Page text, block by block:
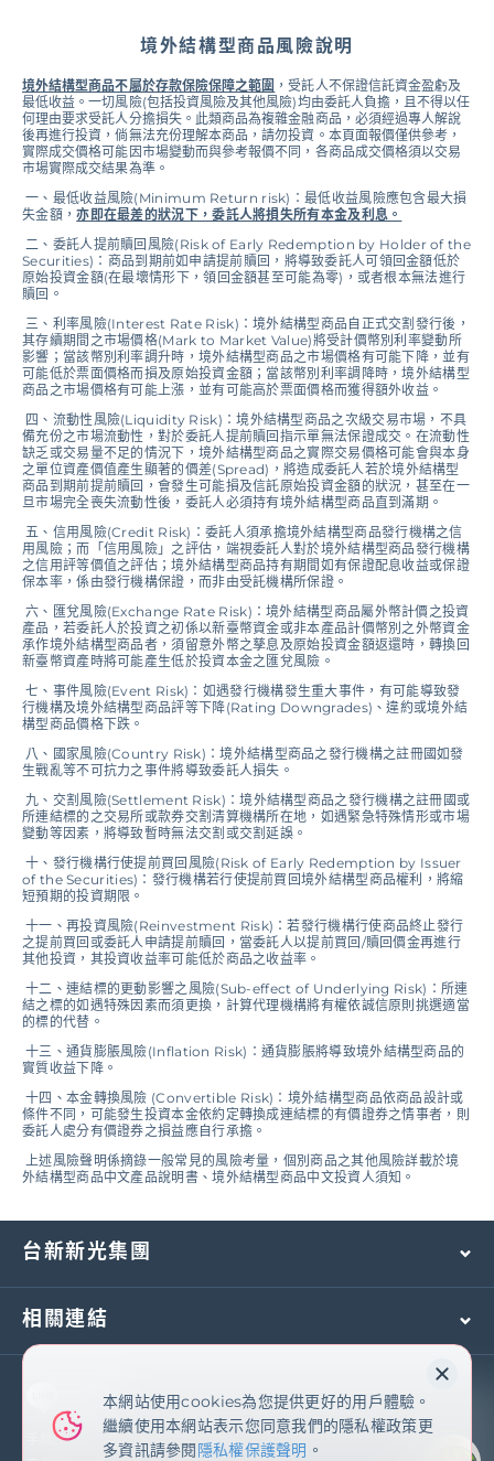
境外結構型商品風險說明
境外結構型商品不屬於存款保險保障之範圍 ，受託人不保證信託資金盈虧及
最低收益。一切風險(包括投資風險及其他風險)均由委託人負擔，且不得以任
何理由要求受託人分擔損失。此類商品為複雜金融商品，必須經過專人解說
後再進行投資，倘無法充份理解本商品，請勿投資。本頁面報價僅供參考，
實際成交價格可能因市場變動而與參考報價不同，各商品成交價格須以交易
市場實際成交結果為準。
一、最低收益風險(Minimum Return risk)：最低收益風險應包含最大損
失金額，亦即在最差的狀況下，委託人將損失所有本金及利息。
二、委託人提前贖回風險(Risk of Early Redemption by Holder of the
Securities)：商品到期前如申請提前贖回，將導致委託人可領回金額低於
原始投資金額(在最壞情形下，領回金額甚至可能為零)，或者根本無法進行
贖回。
三、利率風險(Interest Rate Risk)：境外結構型商品自正式交割發行後，
其存續期間之市場價格(Mark to Market Value)將受計價幣別利率變動所
影響；當該幣別利率調升時，境外結構型商品之市場價格有可能下降，並有
可能低於票面價格而損及原始投資金額；當該幣別利率調降時，境外結構型
商品之市場價格有可能上漲，並有可能高於票面價格而獲得額外收益。
四、流動性風險(Liquidity Risk)：境外結構型商品之次級交易市場，不具
備充份之市場流動性，對於委託人提前贖回指示單無法保證成交。在流動性
缺乏或交易量不足的情況下，境外結構型商品之實際交易價格可能會與本身
之單位資產價值產生顯著的價差(Spread)，將造成委託人若於境外結構型
商品到期前提前贖回，會發生可能損及信託原始投資金額的狀況，甚至在一
旦市場完全喪失流動性後，委託人必須持有境外結構型商品直到滿期。
五、信用風險(Credit Risk)：委託人須承擔境外結構型商品發行機構之信
用風險；而「信用風險」之評估，端視委託人對於境外結構型商品發行機構
之信用評等價值之評估；境外結構型商品持有期間如有保證配息收益或保證
保本率，係由發行機構保證，而非由受託機構所保證。
六、匯兌風險(Exchange Rate Risk)：境外結構型商品屬外幣計價之投資
產品，若委託人於投資之初係以新臺幣資金或非本產品計價幣別之外幣資金
承作境外結構型商品者，須留意外幣之孳息及原始投資金額返還時，轉換回
新臺幣資產時將可能產生低於投資本金之匯兌風險。
七、事件風險(Event Risk)：如遇發行機構發生重大事件，有可能導致發
行機構及境外結構型商品評等下降(Rating Downgrades)、違約或境外結
構型商品價格下跌。
八、國家風險(Country Risk)：境外結構型商品之發行機構之註冊國如發
生戰亂等不可抗力之事件將導致委託人損失。
九、交割風險(Settlement Risk)：境外結構型商品之發行機構之註冊國或
所連結標的之交易所或款券交割清算機構所在地，如遇緊急特殊情形或市場
變動等因素，將導致暫時無法交割或交割延誤。
十、發行機構行使提前買回風險(Risk of Early Redemption by Issuer
of the Securities)：發行機構若行使提前買回境外結構型商品權利，將縮
短預期的投資期限。
十一、再投資風險(Reinvestment Risk)：若發行機構行使商品終止發行
之提前買回或委託人申請提前贖回，當委託人以提前買回/贖回價金再進行
其他投資，其投資收益率可能低於商品之收益率。
十二、連結標的更動影響之風險(Sub-effect of Underlying Risk)：所連
結之標的如遇特殊因素而須更換，計算代理機構將有權依誠信原則挑選適當
的標的代替。
十三、通貨膨脹風險(Inflation Risk)：通貨膨脹將導致境外結構型商品的
實質收益下降。
十四、本金轉換風險 (Convertible Risk)：境外結構型商品依商品設計或
條件不同，可能發生投資本金依約定轉換成連結標的有價證券之情事者，則
委託人處分有價證券之損益應自行承擔。
上述風險聲明係摘錄一般常見的風險考量，個別商品之其他風險詳載於境
外結構型商品中文產品說明書、境外結構型商品中文投資人須知。
台新新光集團
相關連結
手機及國外客服專線：(02)2171-1055
本網站使用cookies為您提供更好的用戶體驗。
繼續使用本網站表示您同意我們的隱私權政策更
多資訊請參閱隱私權保護聲明 。
繼續使用本網站表示您同意我們的隱私權政策更
多資訊請參閱隱私權保護聲明